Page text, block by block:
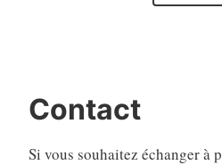
Contact
Si vous souhaitez échanger à